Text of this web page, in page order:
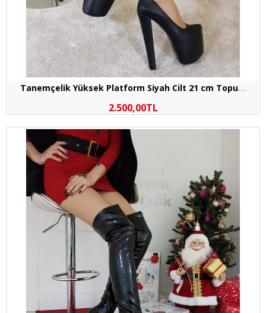
T
anemçelik Yüksek Platform Siyah Cilt 21 cm Topuklu Bayan Abiye Ayakkabı
2.500,00TL